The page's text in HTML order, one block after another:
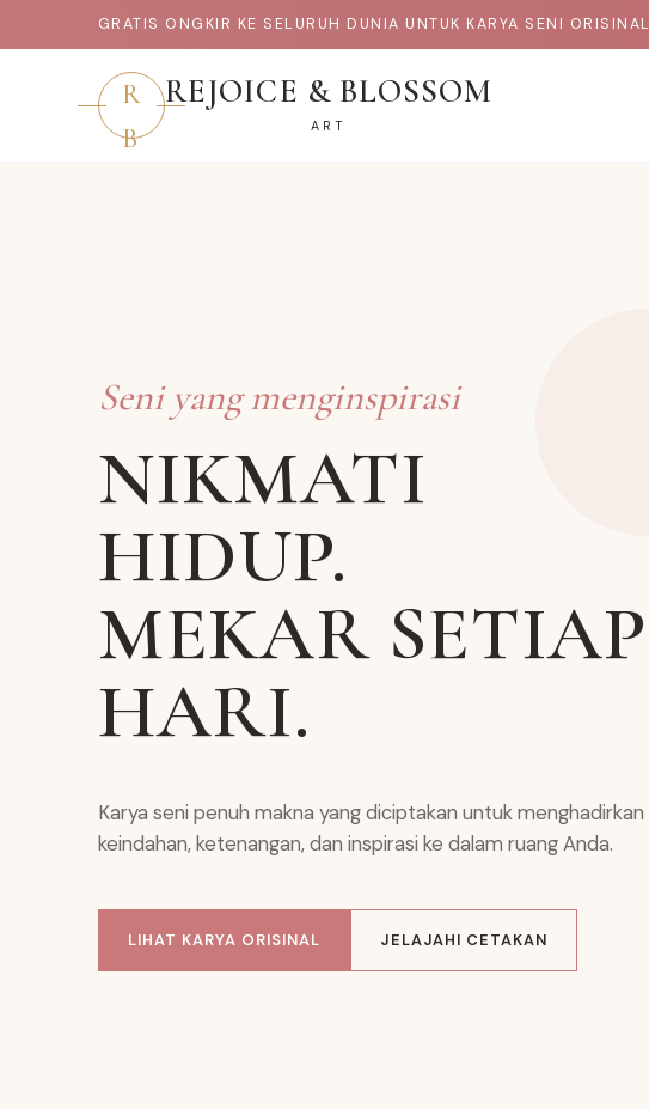
GRATIS ONGKIR KE SELURUH DUNIA UNTUK KARYA SENI ORISINAL
R
B
REJOICE & BLOSSOM
ART
Seni yang menginspirasi
NIKMATI
HIDUP.
MEKAR SETIAP
HARI.
Karya seni penuh makna yang diciptakan untuk menghadirkan
keindahan, ketenangan, dan inspirasi ke dalam ruang Anda.
LIHAT KARYA ORISINAL JELAJAHI CETAKAN